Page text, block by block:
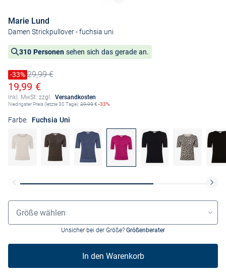
Marie Lund
Damen Strickpullover- fuchsia uni
310 Personen sehen sich das gerade an.
Preis reduziert um
-33%
Alter Preis29,99 €
Ermäßigter Preis
19,99 €
Inkl. MwSt. zzgl. Versandkosten
Niedrigster Preis (letzte 30 Tage):29,99€ -33%
Farbe: Fuchsia Uni
Größenauswahl
Größe wählen
Unsicher bei der Größe? Größenberater
In den Warenkorb